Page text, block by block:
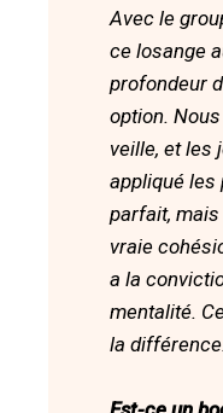
Avec le
ce losange
profondeur
option.
veille, et les
appliqué les
parfait,
vraie
a la
mentalité.
la